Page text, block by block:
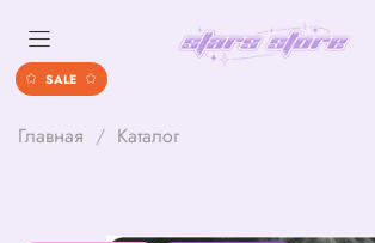
Главная Каталог